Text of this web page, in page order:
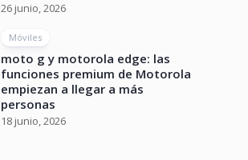
26 junio, 2026
Móviles
moto g y motorola edge: las
funciones premium de Motorola
empiezan a llegar a más
personas
18 junio, 2026